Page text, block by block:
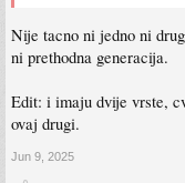
Nije tacno ni jedno ni
ni prethodna generacija.
Edit: i imaju dvije vrste,
ovaj drugi.
Jun 9, 2025